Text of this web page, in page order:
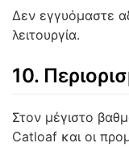
Δεν εγγυόμαστε
λειτουργία.
10.
Στον μέγιστο
Catloaf και οι